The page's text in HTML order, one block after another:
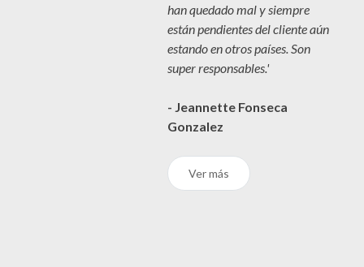
han quedado mal y siempre
están pendientes del cliente aún
estando en otros países. Son
super responsables.'
- Jeannette Fonseca
Gonzalez
Ver más